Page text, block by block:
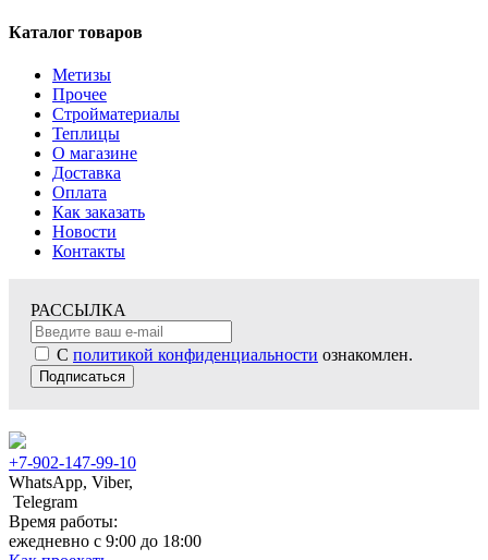
Каталог товаров
Метизы
Прочее
Стройматериалы
Теплицы
О магазине
Доставка
Оплата
Как заказать
Новости
Контакты
РАССЫЛКА
С политикой конфиденциальности ознакомлен.
Подписаться
+7-902-147-99-10
WhatsApp, Viber,
Telegram
Время работы:
ежедневно с 9:00 до 18:00